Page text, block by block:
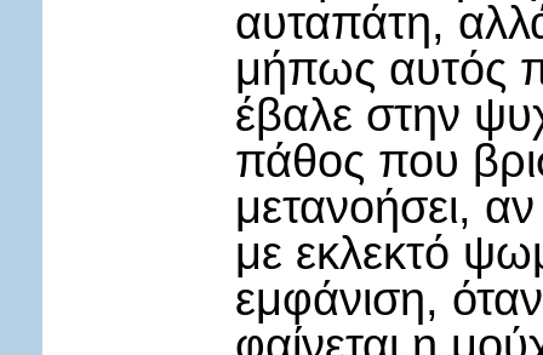
αυταπάτη,
μήπως αυτός
έβαλε στην
πάθος που
μετανοήσει, αν
με εκλεκτό
εμφάνιση,